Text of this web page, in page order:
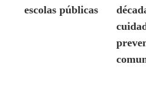
escolas públicas